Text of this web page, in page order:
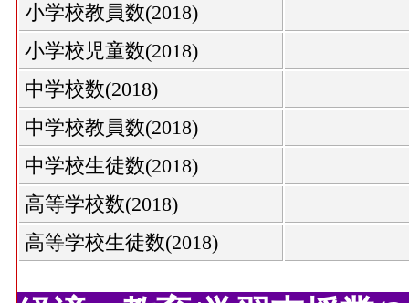
小学校教員数(2018)
小学校児童数(2018)
中学校数(2018)
中学校教員数(2018)
中学校生徒数(2018)
高等学校数(2018)
高等学校生徒数(2018)